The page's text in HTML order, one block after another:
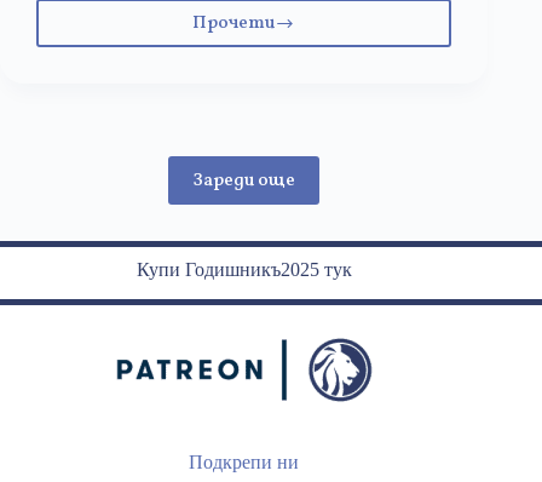
Прочети
Как
икономиката
чрез
минималната
работна
заплата
Зареди още
Купи Годишникъ2025 тук
Подкрепи ни